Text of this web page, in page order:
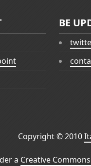
BE
Copyright © 2010
a Creative